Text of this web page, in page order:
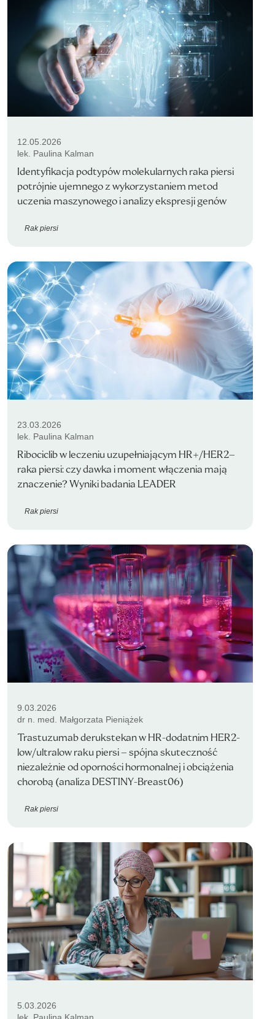
12.05.2026
lek. Paulina Kalman
Identyfikacja podtypów molekularnych raka piersi
potrójnie ujemnego z wykorzystaniem metod
uczenia maszynowego i analizy ekspresji genów
Rak piersi
23.03.2026
lek. Paulina Kalman
Ribociclib w leczeniu uzupełniającym HR+/HER2–
raka piersi: czy dawka i moment włączenia mają
znaczenie? Wyniki badania LEADER
Rak piersi
9.03.2026
dr n. med. Małgorzata Pieniążek
Trastuzumab derukstekan w HR-dodatnim HER2-
low/ultralow raku piersi – spójna skuteczność
niezależnie od oporności hormonalnej i obciążenia
chorobą (analiza DESTINY-Breast06)
Rak piersi
5.03.2026